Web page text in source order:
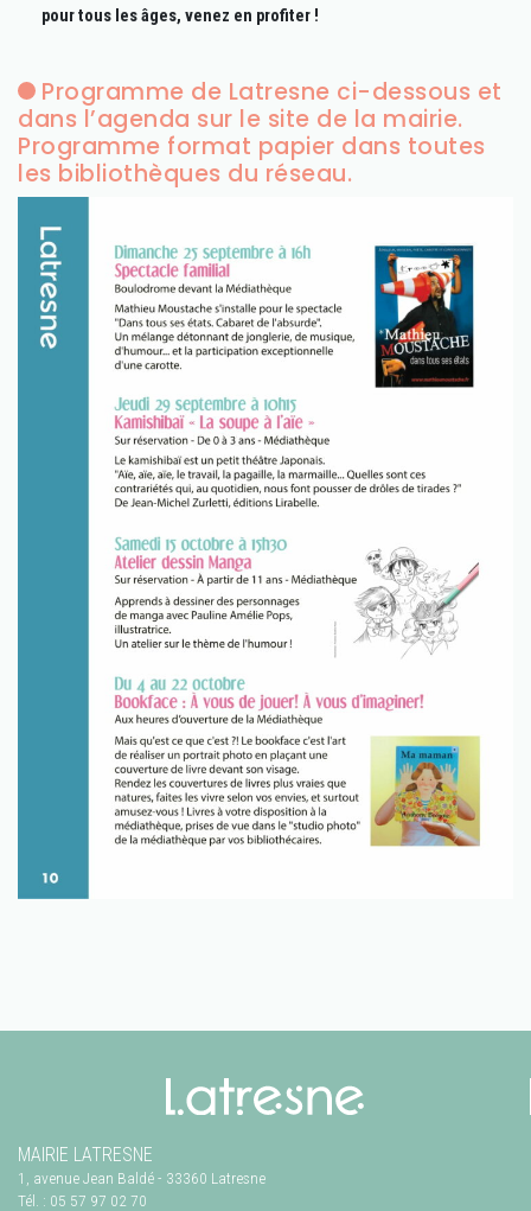
pour tous les âges, venez en profiter !
Programme de Latresne ci-dessous et
dans l’agenda sur le site de la mairie.
Programme format papier dans toutes
les bibliothèques du réseau.
MAIRIE LATRESNE
1, avenue Jean Baldé- 33360 Latresne
Tél. : 05 57 97 02 70